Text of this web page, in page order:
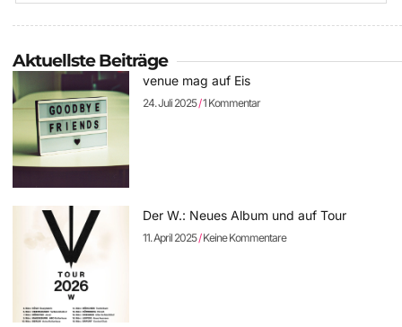
Aktuellste Beiträge
venue mag auf Eis
24. Juli 2025 1 Kommentar
Der W.: Neues Album und auf Tour
11. April 2025 Keine Kommentare